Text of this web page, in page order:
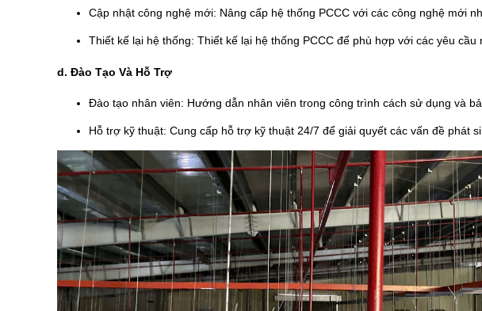
Cập nhật công nghệ mới: Nâng cấp hệ thống PCCC với các công nghệ mới
Thiết kế lại hệ thống: Thiết kế lại hệ thống PCCC để phù hợp với các yêu cầu
d. Đào Tạo Và Hỗ Trợ
Đào tạo nhân viên: Hướng dẫn nhân viên trong công trình cách sử dụng và
Hỗ trợ kỹ thuật: Cung cấp hỗ trợ kỹ thuật 24/7 để giải quyết các vấn đề phát